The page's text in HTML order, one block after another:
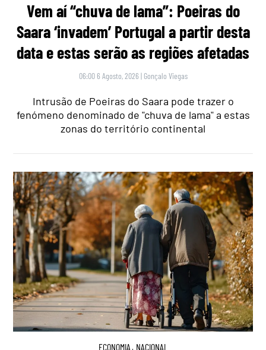
Vem aí “chuva de lama”: Poeiras do
Saara ‘invadem’ Portugal a partir desta
data e estas serão as regiões afetadas
06:00 6 Agosto, 2026 | Gonçalo Viegas
Intrusão de Poeiras do Saara pode trazer o
fenómeno denominado de "chuva de lama" a estas
zonas do território continental
ECONOMIA , NACIONAL